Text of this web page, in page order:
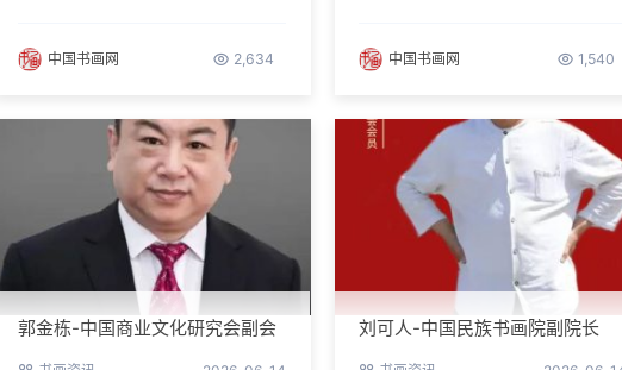
中国书画网 2,634 中国书画网 1,540
郭金栋-中国商业文化研究会副会
刘可人-中国民族书画院副院长